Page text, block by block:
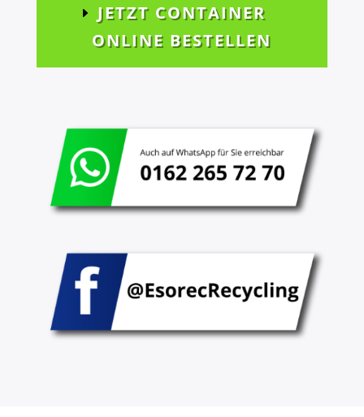
JETZT CONTAINER
ONLINE BESTELLEN